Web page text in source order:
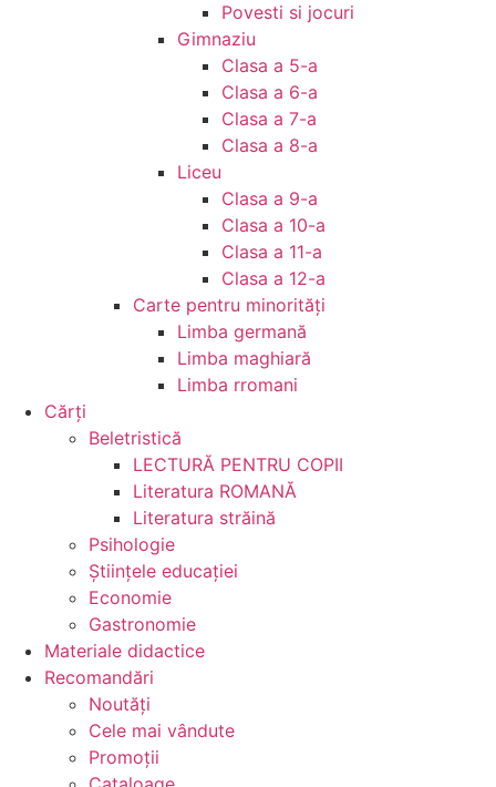
Povesti si jocuri
Gimnaziu
Clasa a 5-a
Clasa a 6-a
Clasa a 7-a
Clasa a 8-a
Liceu
Clasa a 9-a
Clasa a 10-a
Clasa a 11-a
Clasa a 12-a
Carte pentru minorităţi
Limba germană
Limba maghiară
Limba rromani
Cărţi
Beletristică
LECTURĂ PENTRU COPII
Literatura ROMANĂ
Literatura străină
Psihologie
Ştiinţele educaţiei
Economie
Gastronomie
Materiale didactice
Recomandări
Noutăţi
Cele mai vândute
Promoții